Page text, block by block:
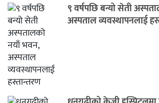
९ वर्षपछि बन्यो सेती
अस्पताल व्यवस्थापनलाई